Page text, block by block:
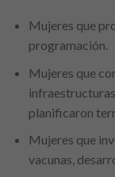
Mujeres que
programación.
Mujeres que
planificaron
Mujeres que
vacunas,